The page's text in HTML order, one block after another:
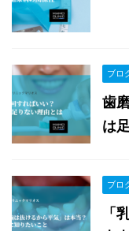
ブロ
歯
は
ブロ
「